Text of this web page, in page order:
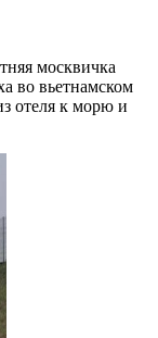
москвичка
во вьетнамском
отеля к морю и